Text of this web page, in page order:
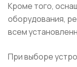
Кроме того,
оборудования,
всем
При выборе